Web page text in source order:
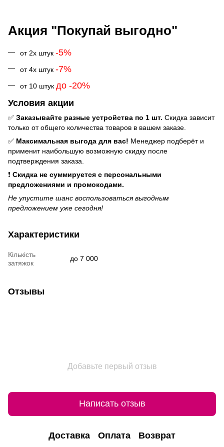
Акция "Покупай выгодно"
от 2х штук -5%
от 4х штук -7%
от 10 штук до -20%
Условия акции
✅ Заказывайте разные устройства по 1 шт. Скидка зависит
только от общего количества товаров в вашем заказе.
✅ Максимальная выгода для вас! Менеджер подберёт и
применит наибольшую возможную скидку после
подтверждения заказа.
❗ Скидка не суммируется с персональными
предложениями и промокодами.
Не упустите шанс воспользоваться выгодным
предложением уже сегодня!
Характеристики
Кількість
затяжок
до 7 000
Отзывы
Добавьте первый отзыв
Написать отзыв
Доставка Оплата Возврат